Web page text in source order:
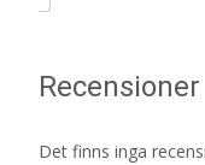
Recensioner
Det finns inga